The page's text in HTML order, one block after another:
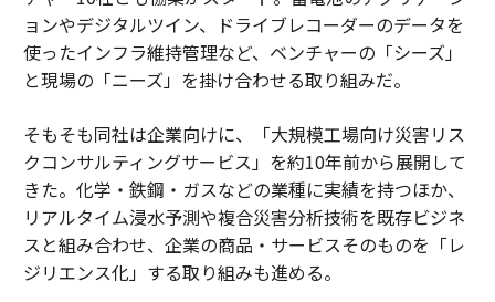
ョンやデジタルツイン、ドライブレコーダーのデータを
使ったインフラ維持管理など、ベンチャーの「シーズ」
と現場の「ニーズ」を掛け合わせる取り組みだ。
そもそも同社は企業向けに、「大規模工場向け災害リス
クコンサルティングサービス」を約10年前から展開して
きた。化学・鉄鋼・ガスなどの業種に実績を持つほか、
リアルタイム浸水予測や複合災害分析技術を既存ビジネ
スと組み合わせ、企業の商品・サービスそのものを「レ
ジリエンス化」する取り組みも進める。